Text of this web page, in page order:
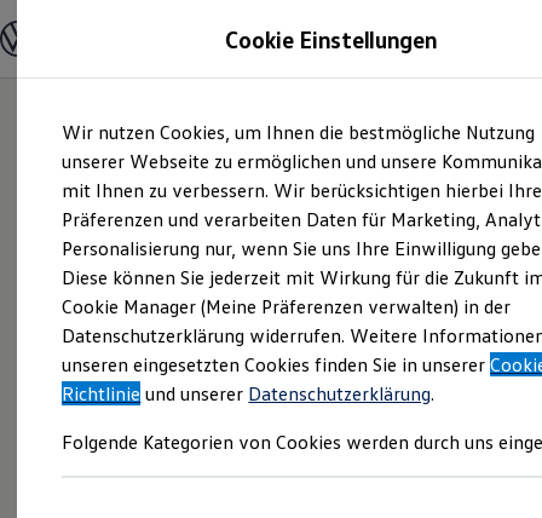
Hauptinhalt
springen
Footer
springen
Modelle und Konfigurator
Modelle vergleichen
Elektroautos
ENERGY Sondermodelle
Nutzfahrzeuge
SUV und CUV
Familienautos
Kombis
Kompaktwagen
Sportwagen
Schnell verfügbare Fahrzeuge
Angebote und Produkte
Aktuelle Angebote
E-Auto-Förderung
Volkswagen Marktplatz
Junge Gebrauchtwagen und Gebrauchtwagen
Cookie Einstellungen
Wir nutzen Cookies, um Ihnen die bestmögliche Nutzung
unserer Webseite zu ermöglichen und unsere
mit Ihnen zu verbessern. Wir berücksichtigen hierbei Ihre
Präferenzen und verarbeiten Daten für Marketing,
Personalisierung nur, wenn Sie uns Ihre Einwilligung
Diese können Sie jederzeit mit Wirkung für die Zukunft
Cookie Manager (Meine Präferenzen verwalten) in der
Datenschutzerklärung widerrufen. Weitere
unseren eingesetzten Cookies finden Sie in unserer
Richtlinie und unserer Datenschutzerklärung.
Folgende Kategorien von Cookies werden durch uns